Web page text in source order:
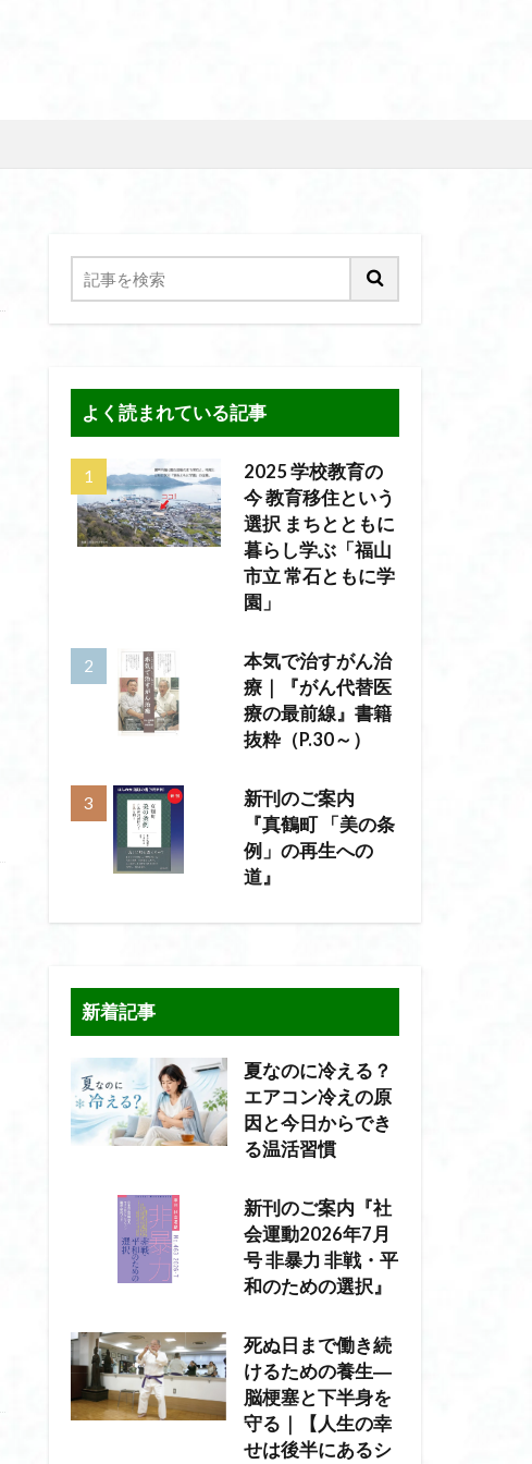
よく読まれている記事
2025 学校教育の
今 教育移住という
選択 まちとともに
暮らし学ぶ「福山
市立 常石ともに学
園」
本気で治すがん治
療｜『がん代替医
療の最前線』書籍
抜粋（P.30～）
新刊のご案内
『真鶴町 「美の条
例」の再生への
道』
新着記事
夏なのに冷える？
エアコン冷えの原
因と今日からでき
る温活習慣
新刊のご案内『社
会運動2026年7月
号 非暴力 非戦・平
和のための選択』
死ぬ日まで働き続
けるための養生―
脳梗塞と下半身を
守る｜【人生の幸
せは後半にあるシ